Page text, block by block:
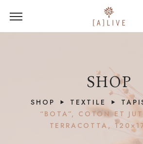
SHOP
SHOP TEXTILE
“BOTA”, COTON ET
TERRACOTTA,